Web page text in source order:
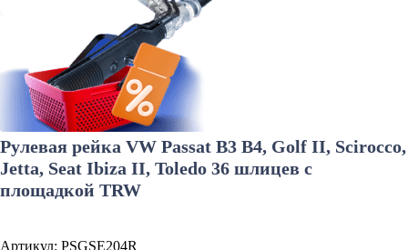
Рулевая рейка VW Passat B3 B4, Golf II, Scirocco,
Jetta, Seat Ibiza II, Toledo 36 шлицев с
площадкой TRW
Артикул: PSGSE204R